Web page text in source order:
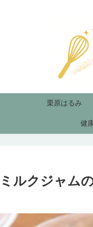
栗原はるみ
健
ルクジャム